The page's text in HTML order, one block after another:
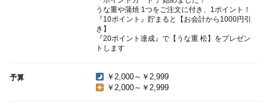
うな重や蒲焼 1つをご注文に付き、1ポイント！
『10ポイント』貯まると【お会計から1000円引
き】
『20ポイント達成』で【うな重 松】をプレゼン
トします
予算
￥2,000～￥2,999
￥2,000～￥2,999